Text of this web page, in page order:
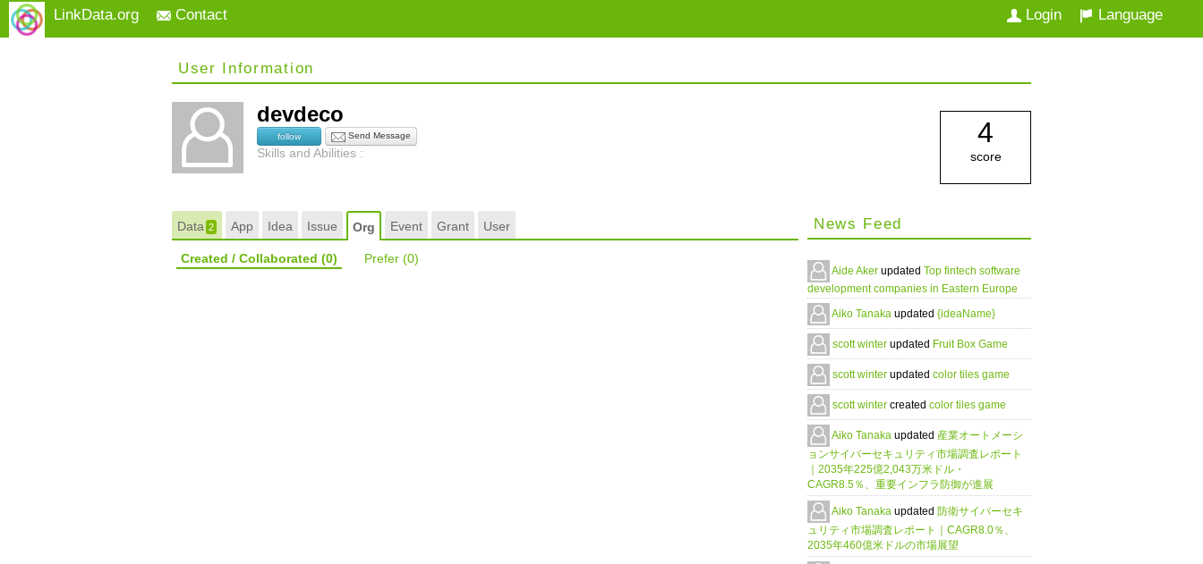
LinkData.org Contact Language
Login
User Information
devdeco
follow Send Message
Skills and Abilities :
4
score
Data2 App Idea Issue Org Event Grant User
Created / Collaborated (0) Prefer (0)
News Feed
Aide Aker updated Top fintech software
development companies in Eastern Europe
Aiko Tanaka updated {ideaName}
scott winter updated Fruit Box Game
scott winter updated color tiles game
scott winter created color tiles game
Aiko Tanaka updated 産業オートメーシ
ョンサイバーセキュリティ市場調査レポート
｜2035年225億2,043万米ドル・
CAGR8.5％、重要インフラ防御が進展
Aiko Tanaka updated 防衛サイバーセキ
ュリティ市場調査レポート｜CAGR8.0％、
2035年460億米ドルの市場展望